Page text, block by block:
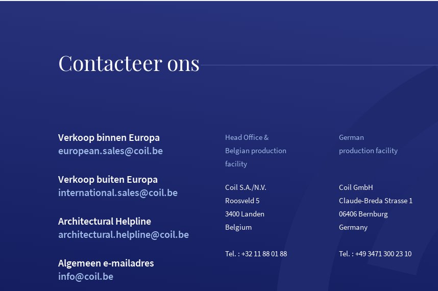
Contacteer ons
Verkoop binnen Europa
european.sales@coil.be
Verkoop buiten Europa
international.sales@coil.be
Architectural Helpline
architectural.helpline@coil.be
Algemeen e-mailadres
info@coil.be
Head Office &
Belgian production
facility
Coil S.A./N.V.
Roosveld 5
3400 Landen
Belgium
Tel. :+32 11 88 01 88
German
production facility
Coil GmbH
Claude-Breda Strasse 1
06406 Bernburg
Germany
Tel. : +49 3471 300 23 10